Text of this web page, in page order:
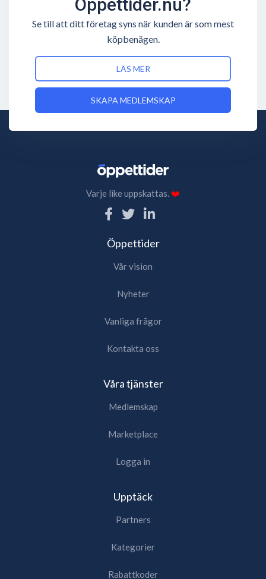
Öppettider.nu?
Se till att ditt företag syns när kunden är som mest
köpbenägen.
LÄS MER
SKAPA MEDLEMSKAP
Varje like uppskattas.❤️
Öppettider
Vår vision
Nyheter
Vanliga frågor
Kontakta oss
Våra tjänster
Medlemskap
Marketplace
Logga in
Upptäck
Partners
Kategorier
Rabattkoder